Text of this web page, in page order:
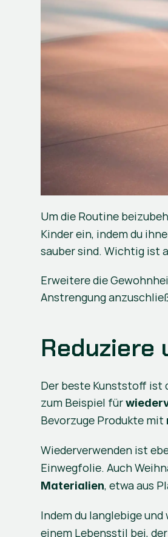
Um die Routine
Kinder ein, indem du
sauber sind. Wichtig ist
Erweitere die
Anstrengung
Reduziere
Der beste Kunststoff ist
zum Beispiel für
Bevorzuge Produkte mit
Wiederverwenden ist
Einwegfolie. Auch
Materialien, etwa aus
Indem du langlebige